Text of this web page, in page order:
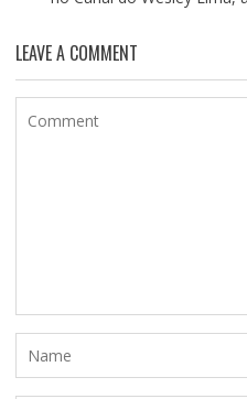
LEAVE A COMMENT